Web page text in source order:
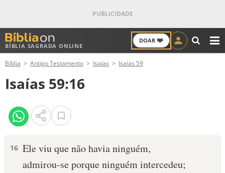
BÍBLIA SAGRADA ONLINE
DOAR ❤️
ANTIGO TESTAMENTO
NOVO TESTAMENTO
VERSÍCULOS
PALAVRA DO DIA
Bíblia Antigo Testamento Isaías Isaías 59
Isaías 59:16
16 Ele viu que não havia ninguém,
admirou-se porque ninguém intercedeu;